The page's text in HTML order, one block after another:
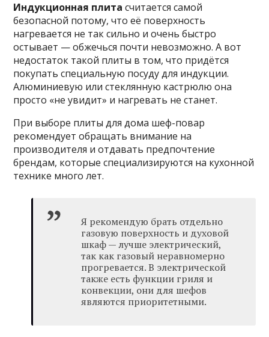
Индукционная плитасчитается самой
безопасной потому, что её поверхность
нагревается не так сильно и очень быстро
остывает — обжечься почти невозможно. А вот
недостаток такой плиты в том, что придётся
покупать специальную посуду для индукции.
Алюминиевую или стеклянную кастрюлю она
просто «не увидит» и нагревать не станет.
При выборе плиты для дома шеф-повар
рекомендует обращать внимание на
производителя и отдавать предпочтение
брендам, которые специализируются на кухонной
технике много лет.
Я рекомендую брать отдельно
газовую поверхность и духовой
шкаф — лучше электрический,
так как газовый неравномерно
прогревается. В электрической
также есть функции гриля и
конвекции, они для шефов
являются приоритетными.